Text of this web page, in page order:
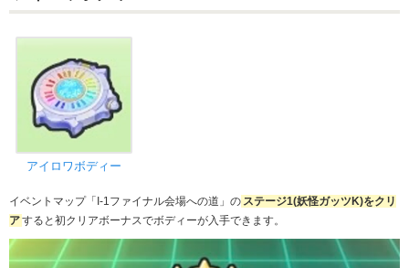
アイロワボディー
イベントマップ「I-1ファイナル会場への道」の ステージ1(妖怪ガッツK)をクリ
アすると初クリアボーナスでボディーが入手できます。